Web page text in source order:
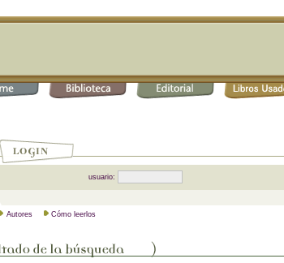
usuario:
Autores Cómo leerlos